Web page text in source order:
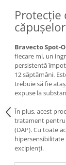
Protecție
Bravecto Spot-
fiecare ml, un
persistentă
12 săptămâni.
trebuie să fie
expuse la
În plus, acest
tratament pentru
(DAP). Cu toate
hipersensibilitate
excipienți.